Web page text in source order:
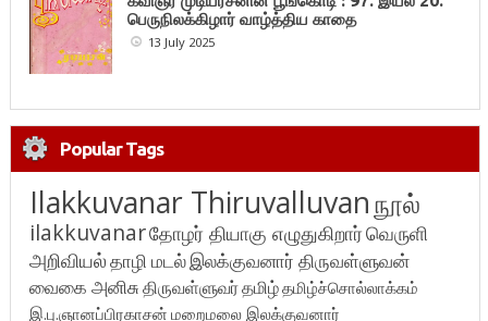
பெருநிலக்கிழார் வாழ்த்திய காதை
13 July 2025
Popular Tags
Ilakkuvanar Thiruvalluvanநூல்
ilakkuvanarதோழர் தியாகு எழுதுகிறார்வெருளி
அறிவியல்தாழி மடல்இலக்குவனார் திருவள்ளுவன்
வைகை அனிசுதிருவள்ளுவர்தமிழ்தமிழ்ச்சொல்லாக்கம்
இ.பு.ஞானப்பிரகாசன் மறைமலை இலக்குவனார்